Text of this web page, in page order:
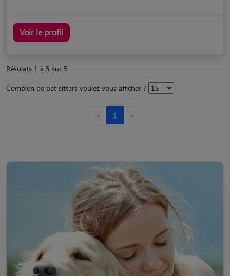
Voir le profil
Résulats 1 à 5 sur 5
Combien de pet sitters voulez vous afficher ?
« 1 »